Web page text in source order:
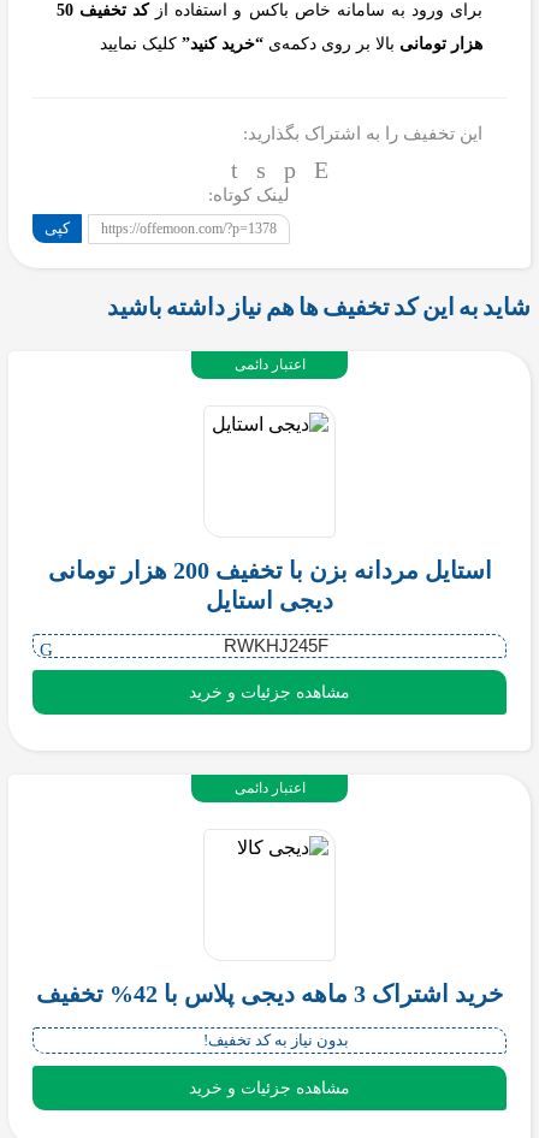
برای ورود به سامانه خاص باکس و استفاده از
کد تخفیف 50
هزار تومانی بالا بر روی دکمه‌ی “خرید کنید” کلیک نمایید
این تخفیف را به اشتراک بگذارید:
لینک کوتاه:
https://offemoon.com/?p=1378 کپی
شاید به این کد تخفیف ها هم نیاز داشته باشید
استایل مردانه بزن با تخفیف 200 هزار تومانی
دیجی استایل
RWKHJ245F
مشاهده جزئیات و خرید
اعتبار دائمی
خرید اشتراک 3 ماهه دیجی پلاس با 42% تخفیف
بدون نیاز به کد تخفیف!
مشاهده جزئیات و خرید
اعتبار دائمی